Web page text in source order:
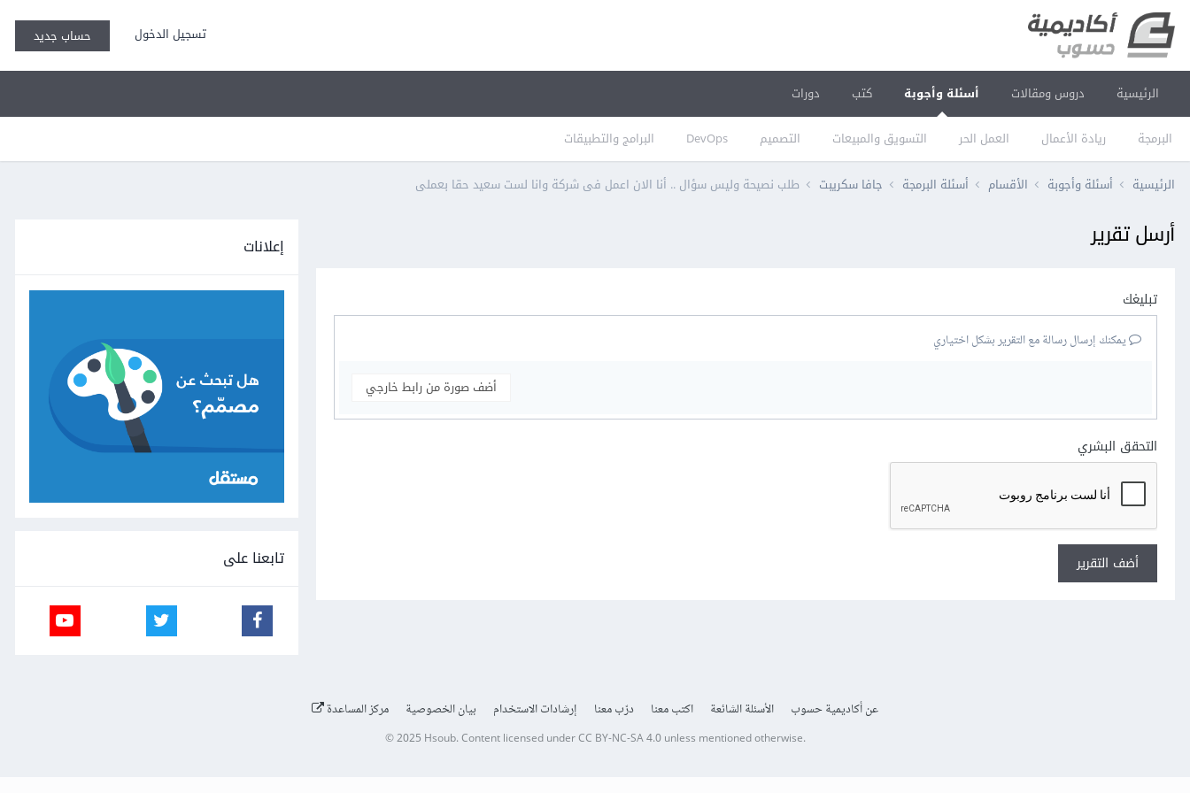
تسجيل الدخول حساب جديد
الرئيسية دروس ومقالات أسئلة وأجوبة
البرمجة ريادة الأعمال العمل الحر التسويق والمبيعات التصميم DevOps البرامج والتطبيقات
كتب دورات
الرئيسية أسئلة وأجوبة الأقسام أسئلة البرمجة جافا سكريبت طلب نصيحة وليس سؤال .. أنا الان اعمل فى شركة وانا لست سعيد حقا بعملى
أرسل تقرير
تبليغك
يمكنك إرسال رسالة مع التقرير بشكل اختياري
أضف صورة من رابط خارجي
التحقق البشري
أضف التقرير
إعلانات
تابعنا على
عن أكاديمية حسوب الأسئلة الشائعة اكتب معنا درّب معنا إرشادات الاستخدام بيان الخصوصية مركز المساعدة
© 2025 Hsoub.Content licensed underCC BY-NC-SA 4.0unless mentioned otherwise.